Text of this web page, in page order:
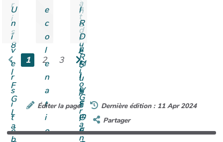
a
t
d
u
R
i
o
G
r
a
n
e
s
s
u
r
l
e
s
m
o
r
i
s
8
,
I
F
G
L
a
b
n
a
l
e
S
u
p
é
r
i
U
n
i
v
e
r
s
i
t
é
e
c
o
l
e
n
a
t
i
o
I
R
D
/
M
I
V
E
G
E
1 2 3
Éditer la page
Dernière édition : 11 Apr 2024
Partager